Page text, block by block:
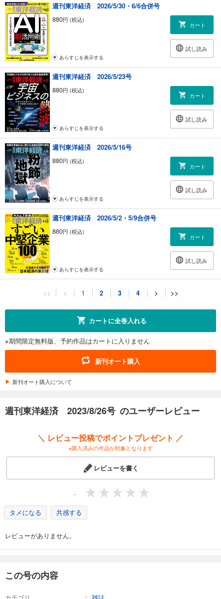
週刊東洋経済 2026/5/30・6/6合併号
880円 (税込)
カート
試し読み
あらすじを表示する
週刊東洋経済 2026/5/23号
880円 (税込)
カート
試し読み
あらすじを表示する
週刊東洋経済 2026/5/16号
880円 (税込)
カート
試し読み
あらすじを表示する
週刊東洋経済 2026/5/2・5/9合併号
880円 (税込)
カート
試し読み
あらすじを表示する
週刊東洋経済 2026/4/18・4/25合併号
試し読み
あらすじを表示する
週刊東洋経済 2026/4/11号
880円 (税込)
あらすじを表示する
880 円 (税込)
あらすじを表示する
週刊東洋経済 2026/3/28号
880円 (税込)
あらすじを表示する
週刊東洋経済 2026/3/14・3/21合併号
<< < 1 2 3 4 > >>
カートに全巻入れる
※期間限定無料版、予約作品はカートに入りません
新刊オート購入
新刊オート購入について
週刊東洋経済 2023/8/26号 のユーザーレビュー
＼ レビュー投稿でポイントプレゼント ／
※購入済みの作品が対象となります
レビューを書く
-
タメになる 共感する
レビューがありません。
この号の内容
カテゴリ 雑誌